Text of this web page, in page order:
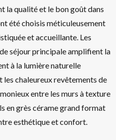
la qualité et le bon goût dans
été choisis méticuleusement
et accueillante. Les
séjour principale amplifient la
à la lumière naturelle
les chaleureux revêtements de
entre les murs à texture
en grès cérame grand format
esthétique et confort.